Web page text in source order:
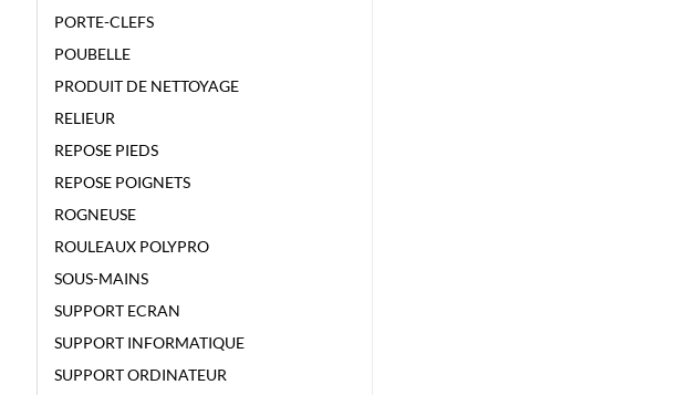
PORTE-CLEFS
POUBELLE
PRODUIT DE NETTOYAGE
RELIEUR
REPOSE PIEDS
REPOSE POIGNETS
ROGNEUSE
ROULEAUX POLYPRO
SOUS-MAINS
SUPPORT ECRAN
SUPPORT INFORMATIQUE
SUPPORT ORDINATEUR